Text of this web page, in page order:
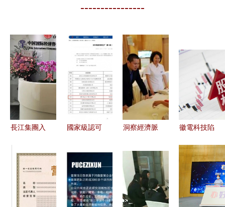
----------------
長江集團入
江 新勢啟
航，激發城
市引擎新動
國家級認可
部首批“卓
越級智能工
廠”
洞察經濟脈
策智慧——
北京國研中
訊經濟信息
咨詢的價值
徽電科技陷
奪，管理層
喊話“給公
司一條活
路”